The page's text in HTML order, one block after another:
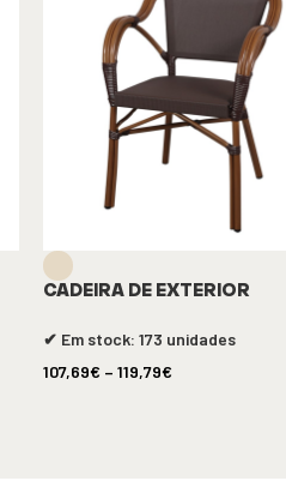
CADEIRA DE EXTERIOR
✔ Em stock: 173 unidades
107,69€ – 119,79€